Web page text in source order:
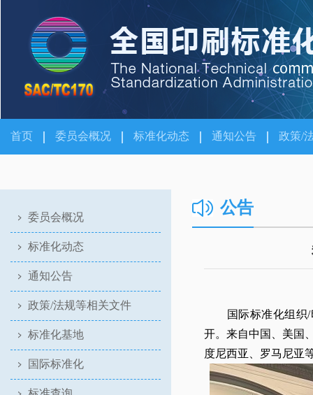
首页 委员会概况 标准化动态 通知公告 政策/
委员会概况
标准化动态
通知公告
政策/法规等相关文件
标准化基地
国际标准化
公告
国际标准化组织/印
开。来自中国、美国
度尼西亚、罗马尼亚